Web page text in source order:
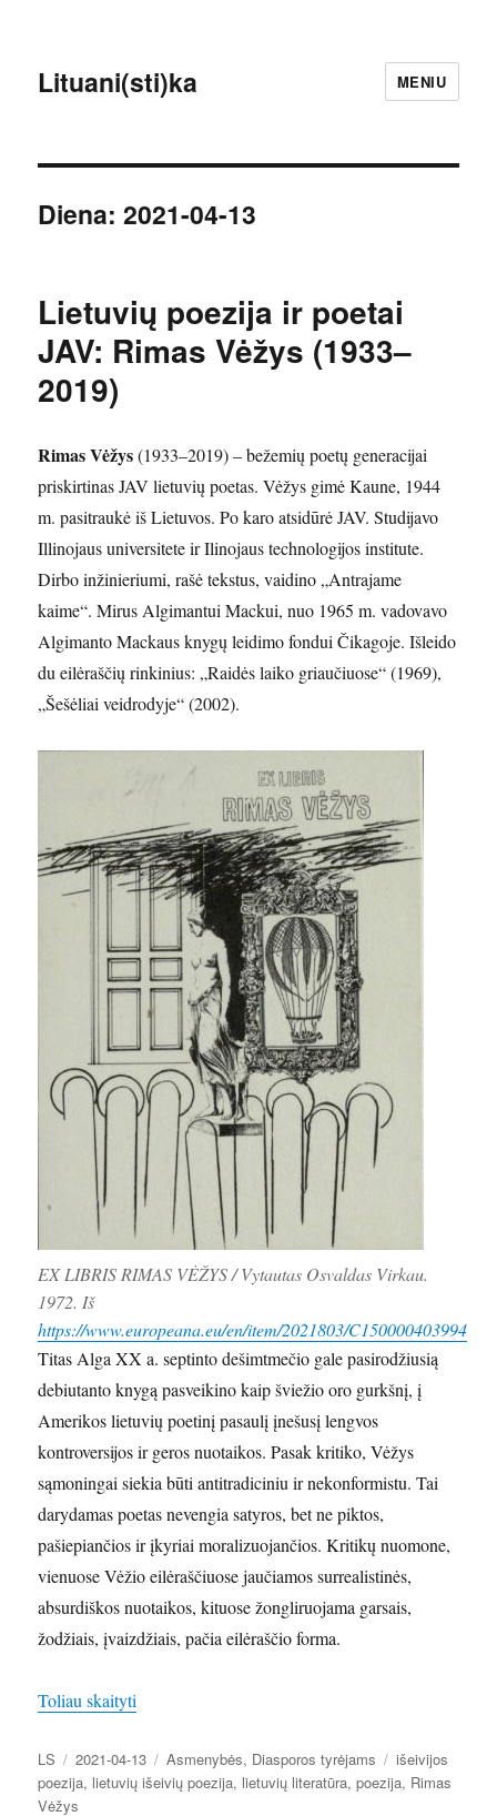
Lituani(sti)ka MENIU
Diena:2021-04-13
Lietuvių poezija ir poetai
JAV: Rimas Vėžys (1933–
2019)
Rimas Vėžys(1933–2019) – bežemių poetų generacijai
priskirtinas JAV lietuvių poetas. Vėžys gimė Kaune, 1944
m. pasitraukė iš Lietuvos. Po karo atsidūrė JAV. Studijavo
Illinojaus universitete ir Ilinojaus technologijos institute.
Dirbo inžinieriumi, rašė tekstus, vaidino „Antrajame
kaime“. Mirus Algimantui Mackui, nuo 1965 m. vadovavo
Algimanto Mackaus knygų leidimo fondui Čikagoje. Išleido
du eilėraščių rinkinius: „Raidės laiko griaučiuose“ (1969),
„Šešėliai veidrodyje“ (2002).
EX LIBRIS RIMAS VĖŽYS / Vytautas Osvaldas Virkau.
1972. Iš
https://www.europeana.eu/en/item/2021803/C150000403994
Titas Alga XX a. septinto dešimtmečio gale pasirodžiusią
debiutanto knygą pasveikino kaip šviežio oro gurkšnį, į
Amerikos lietuvių poetinį pasaulį įnešusį lengvos
kontroversijos ir geros nuotaikos. Pasak kritiko, Vėžys
sąmoningai siekia būti antitradiciniu ir nekonformistu. Tai
darydamas poetas nevengia satyros, bet ne piktos,
pašiepiančios ir įkyriai moralizuojančios. Kritikų nuomone,
vienuose Vėžio eilėraščiuose jaučiamos surrealistinės,
absurdiškos nuotaikos, kituose žongliruojama garsais,
žodžiais, įvaizdžiais, pačia eilėraščio forma.
Toliau skaityti
Autorius
LS Paskelbta
2021-04-13 Kategorijos
Asmenybės, Diasporos tyrėjams Žymos
išeivijos
poezija, lietuvių išeivių poezija, lietuvių literatūra,poezija, Rimas
Vėžys